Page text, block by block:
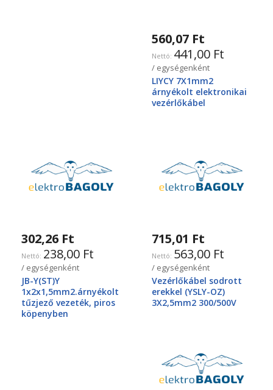
560,07 Ft
441,00 Ft
/ egységenként
LIYCY 7X1mm2
árnyékolt elektronikai
vezérlőkábel
302,26 Ft
238,00 Ft
/ egységenként
JB-Y(ST)Y
1x2x1,5mm2.árnyékolt
tűzjező vezeték, piros
köpenyben
715,01 Ft
563,00 Ft
/ egységenként
Vezérlőkábel sodrott
erekkel (YSLY-OZ)
3X2,5mm2 300/500V